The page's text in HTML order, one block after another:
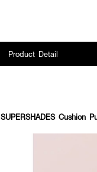
Product Detail
SUPERSHADES Cushion